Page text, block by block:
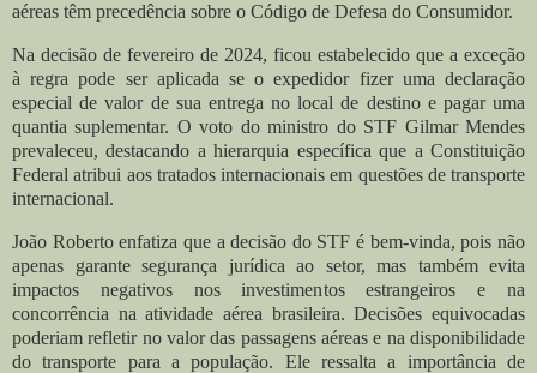
aéreas têm precedência sobre o Código de Defesa do Consumidor.
Na decisão de fevereiro de 2024, ficou estabelecido que a exceção
à regra pode ser aplicada se o expedidor fizer uma declaração
especial de valor de sua entrega no local de destino e pagar uma
quantia suplementar. O voto do ministro do STF Gilmar Mendes
prevaleceu, destacando a hierarquia específica que a Constituição
Federal atribui aos tratados internacionais em questões de transporte
internacional.
João Roberto enfatiza que a decisão do STF é bem-vinda, pois não
apenas garante segurança jurídica ao setor, mas também evita
impactos negativos nos investimentos estrangeiros e na
concorrência na atividade aérea brasileira. Decisões equivocadas
poderiam refletir no valor das passagens aéreas e na disponibilidade
do transporte para a população. Ele ressalta a importância de